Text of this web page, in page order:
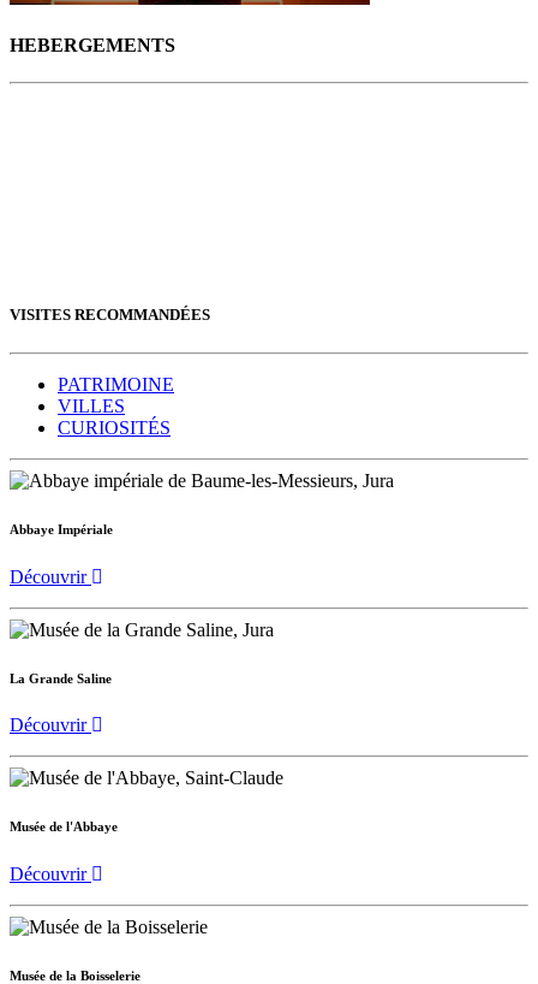
HEBERGEMENTS
VISITES RECOMMANDÉES
PATRIMOINE
VILLES
CURIOSITÉS
Abbaye Impériale
Découvrir
La Grande Saline
Découvrir
Musée de l'Abbaye
Découvrir
Musée de la Boisselerie